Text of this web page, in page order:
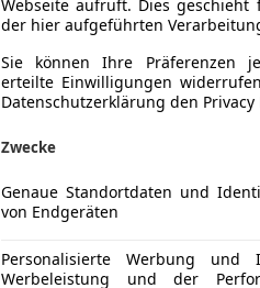
Webseite aufruft. Dies
der hier aufgeführten
Sie können Ihre Präferenzen
erteilte Einwilligungen
Datenschutzerklärung den
Zwecke
Genaue Standortdaten und
von Endgeräten
Personalisierte Werbung und
Werbeleistung und der